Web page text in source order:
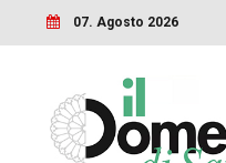
07. Agosto 2026